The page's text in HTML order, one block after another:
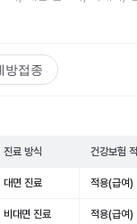
방접종
진료 방식 건강보험
대면 진료 적용(급여)
비대면 진료 적용(급여)